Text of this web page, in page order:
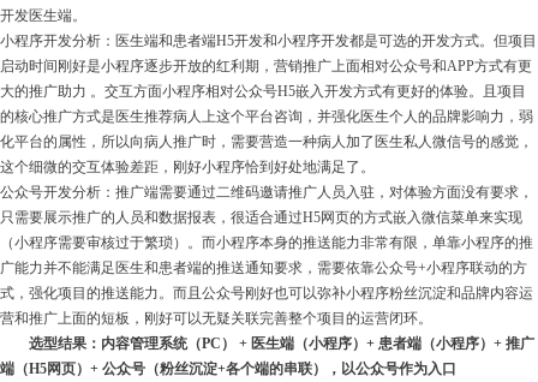
开发医生端。
小程序开发分析：医生端和患者端H5开发和小程序开发都是可选的开发方式。但项目
启动时间刚好是小程序逐步开放的红利期，营销推广上面相对公众号和APP方式有更
大的推广助力 。交互方面小程序相对公众号H5嵌入开发方式有更好的体验。且项目
的核心推广方式是医生推荐病人上这个平台咨询，并强化医生个人的品牌影响力，弱
化平台的属性，所以向病人推广时，需要营造一种病人加了医生私人微信号的感觉，
这个细微的交互体验差距，刚好小程序恰到好处地满足了。
公众号开发分析：推广端需要通过二维码邀请推广人员入驻，对体验方面没有要求，
只需要展示推广的人员和数据报表，很适合通过H5网页的方式嵌入微信菜单来实现
（小程序需要审核过于繁琐）。而小程序本身的推送能力非常有限，单靠小程序的推
广能力并不能满足医生和患者端的推送通知要求，需要依靠公众号+小程序联动的方
式，强化项目的推送能力。而且公众号刚好也可以弥补小程序粉丝沉淀和品牌内容运
营和推广上面的短板，刚好可以无疑关联完善整个项目的运营闭环。
选型结果：内容管理系统（PC） + 医生端（小程序）+ 患者端（小程序）+ 推广
端（H5网页）+ 公众号（粉丝沉淀+各个端的串联），以公众号作为入口